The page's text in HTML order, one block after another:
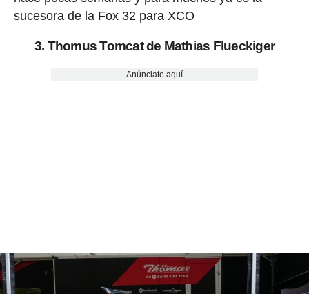
sucesora de la Fox 32 para XCO
3. Thomus Tomcat de Mathias Flueckiger
Anúnciate aquí